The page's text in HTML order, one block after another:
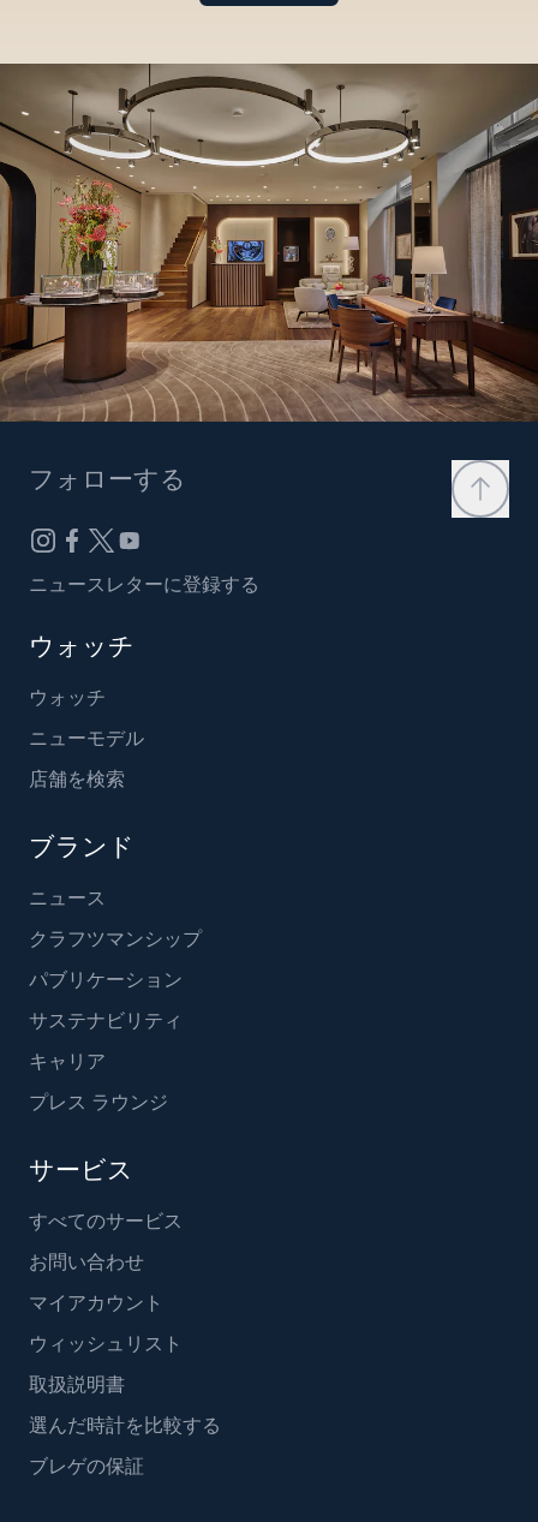
フォローする
ニュースレターに登録する
ウォッチ
ウォッチ
ニューモデル
店舗を検索
ブランド
ニュース
クラフツマンシップ
パブリケーション
サステナビリティ
キャリア
プレス ラウンジ
サービス
すべてのサービス
お問い合わせ
マイアカウント
ウィッシュリスト
取扱説明書
選んだ時計を比較する
ブレゲの保証